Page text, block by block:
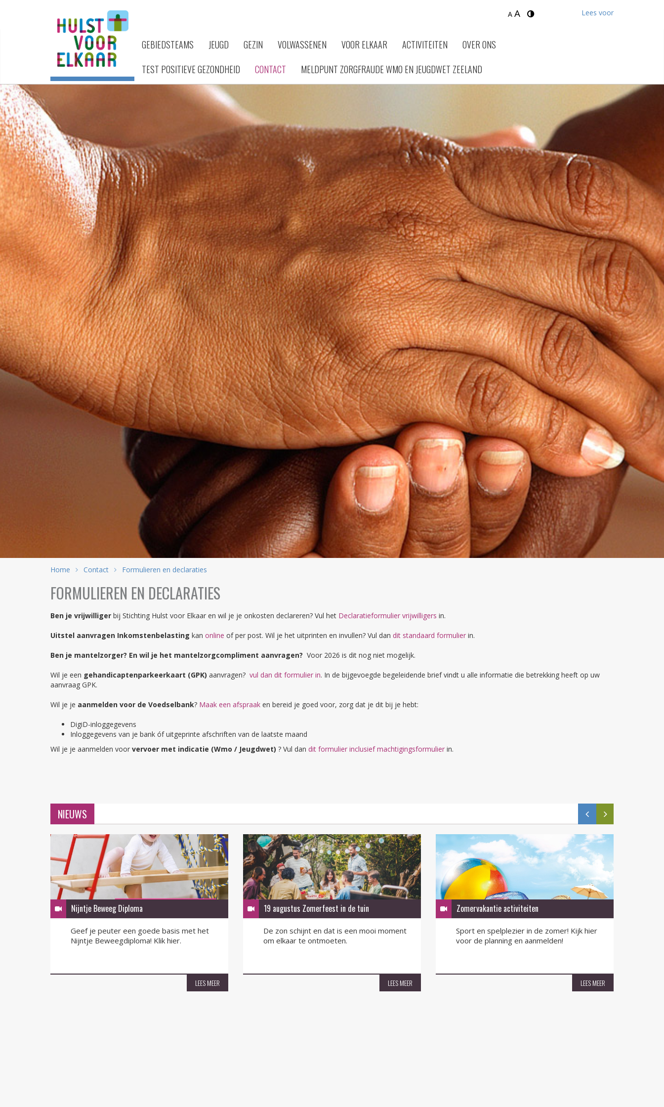
A A Lees voor
GEBIEDSTEAMS JEUGD GEZIN VOLWASSENEN VOOR ELKAAR ACTIVITEITEN
OVER ONS
TEST POSITIEVE GEZONDHEID
CONTACT MELDPUNT ZORGFRAUDE WMO EN JEUGDWET ZEELAND
Home Contact Formulieren en declaraties
FORMULIEREN EN DECLARATIES
Ben je vrijwilliger bij Stichting Hulst voor Elkaar en wil je je onkosten declareren? Vul het Declaratieformulier vrijwilligers in.
Uitstel aanvragen Inkomstenbelasting kan online of per post. Wil je het uitprinten en invullen? Vul dan dit standaard formulier in.
Ben je mantelzorger? En wil je het mantelzorgcompliment aanvragen? Voor 2026 is dit nog niet mogelijk.
Wil je een gehandicaptenparkeerkaart (GPK) aanvragen? vul dan dit formulier in. In de bijgevoegde begeleidende brief vindt u alle informatie die betrekking heeft op uw
aanvraag GPK.
Wil je je aanmelden voor de Voedselbank? Maak een afspraak en bereid je goed voor, zorg dat je dit bij je hebt:
DigiD-inloggegevens
Inloggegevens van je bank óf uitgeprinte afschriften van de laatste maand
Wil je je aanmelden voor vervoer met indicatie (Wmo / Jeugdwet) ? Vul dan dit formulier inclusief machtigingsformulier in.
NIEUWS
Nijntje Beweeg Diploma
Geef je peuter een goede basis met het
Nijntje Beweegdiploma! Klik hier.
LEES MEER
19 augustus Zomerfeest in de tuin
De zon schijnt en dat is een mooi moment
om elkaar te ontmoeten.
LEES MEER
Zomervakantie activiteiten
Sport en spelplezier in de zomer! Kijk hier
voor de planning en aanmelden!
LEES MEER